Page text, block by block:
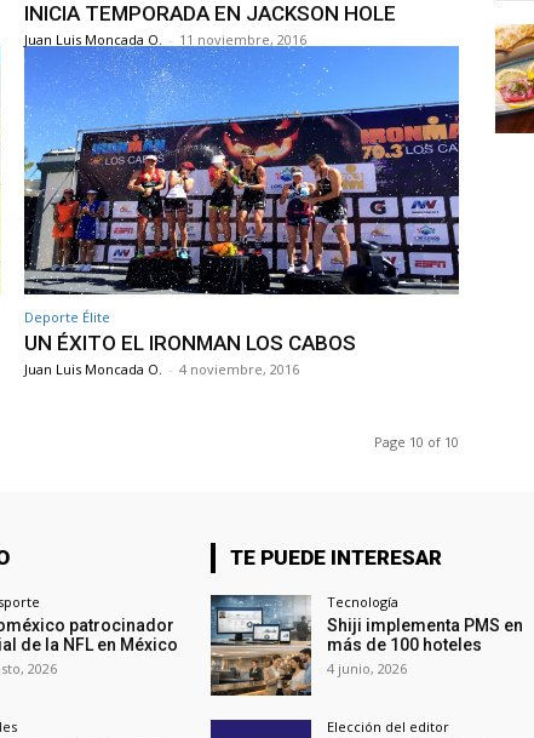
INICIA TEMPORADA EN JACKSON HOLE
Juan Luis Moncada O. - 11 noviembre, 2016
Deporte Élite
UN ÉXITO EL IRONMAN LOS CABOS
Juan Luis Moncada O. - 4 noviembre, 2016
Page 10 of 10
patrocinador
de la NFL en México
2026
TE PUEDE INTERESAR
Tecnología
Shiji implementa PMS en
más de 100 hoteles
4 junio, 2026
Elección del editor